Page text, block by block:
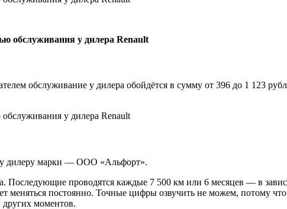
обслуживание у дилера обойдётся в сумму от 396 до 1 123
дилеру марки — ООО «Альфорт».
Последующие проводятся каждые 7 500 км или 6 месяцев — в
меняться постоянно. Точные цифры озвучить не можем, потому
других моментов.